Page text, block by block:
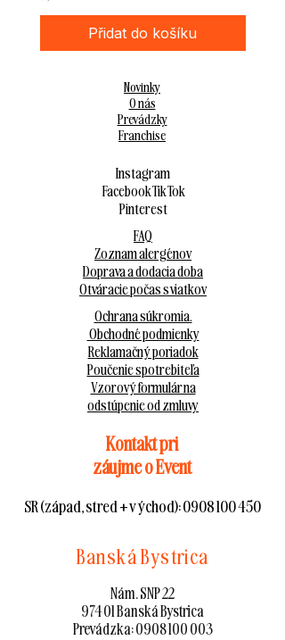
Přidat do košíku
Novinky
O nás
Prevádzky
Franchise
Instagram
FacebookTik Tok
Pinterest
FAQ
Zoznam alergénov
Doprava a dodacia doba
Otváracie počas sviatkov
Ochrana súkromia.
Obchodné podmienky
Reklamačný poriadok
Poučenie spotrebiteľa
Vzorový formulár na
odstúpenie od zmluvy
Kontakt pri
záujme o Event
SR (západ, stred + východ):0908 100 450
Banská Bystrica
Nám. SNP 22
974 01 Banská Bystrica
Prevádzka:0908 100 003